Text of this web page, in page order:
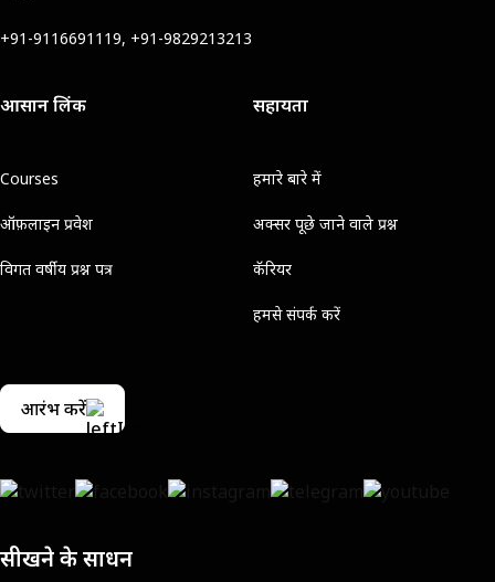
+91-9116691119, +91-9829213213
आसान लिंक
Courses
ऑफ़लाइन प्रवेश
विगत वर्षीय प्रश्न पत्र
सहायता
हमारे बारे में
अक्सर पूछे जाने वाले प्रश्न
कॅरियर
हमसे संपर्क करें
आरंभ करें
सीखने के साधन